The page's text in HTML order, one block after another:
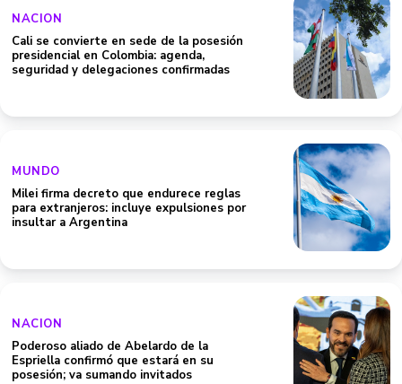
NACION
Cali se convierte en sede de la posesión
presidencial en Colombia: agenda,
seguridad y delegaciones confirmadas
MUNDO
Milei firma decreto que endurece reglas
para extranjeros: incluye expulsiones por
insultar a Argentina
NACION
Poderoso aliado de Abelardo de la
Espriella confirmó que estará en su
posesión; va sumando invitados